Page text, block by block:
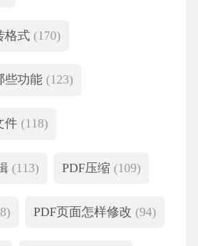
格式 (170)
些功能 (123)
件 (118)
(113) PDF压缩 (109)
PDF页面怎样修改 (94)